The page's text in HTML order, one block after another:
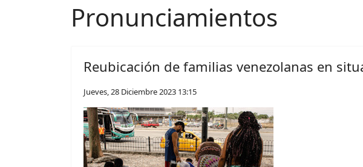
Pronunciamientos
Reubicación de familias venezolanas en
Jueves, 28 Diciembre 2023 13:15